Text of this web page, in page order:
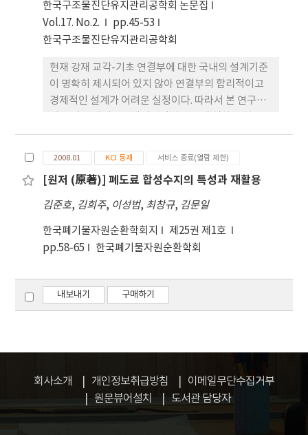
커대신 고장력 볼트를 사용하여 연결성능을 향상시켰
으며 앵커프레임의 생략을 유도한 구조상세를 제안하
였다. 이러한 연결상세의 합리적인 검토를 위하여 기
제작하였고 실험을 통하여 거동특성을 분석하였다.
고장력 볼트의 적용성을 확인하여 CFT 기둥-기초부
의 연결성능을 향상시키기 위한 다양한 구조상세를
강형식에 따른 구조상세 등 총 4가지의 설계변수를 기
준으로 하여 시험체를 제작하였으며 탄성영역에서의
변형률 분포특성과 하중-변위관계를 통한 이력거동
특성에 대한 검토를 수행하였다. 또한, 실험결과의 분
석을 통하여 기둥부와 연결부의 강도평가를 실시하여
선된 구조상세를 기준으로 유한요소해석을 실시하
고, 이에 대한 타당성 검증 및 설계변수를 설정하여 이
대한 영향을 검토하였다.
한국구조물진단유지관리공학회 논문집
Vol.17. No.2.
pp.45-53
한국구조물진단유지관리공학회
현재 강재 교각-기초 연결부에 대한 국내의 설계기준
이 명확히 제시되어 있지 않아 연결부의 합리적이고
경제적인 설계가 어려운 실정이다. 따라서 본 연구에
리브의 구조상세 개선을 목적으로 리브의 설계변수에
따른 거동특성을 수치해석적으로 검토하였다. 이를
위해 상용유한요소 해석프로그램을 사용하여 수치해
석을 수행하였으며, 앵커볼트와 내부철근은 BEAM
요소와 Embeded 기능을 사용하여 구현하였다. 이
의 실험결과와 해석결과를 비교하였고, 검증된 해석
기법을 이용하여 리브의 다양한 설계변수 (리브의 개
재 교각의 하중-변위 관계를 도출하여 각 설계변수가
전체 구조물에 미치는 영향을 비교 분석한 후 리브의
2008.01 KCI 등재 서비스 종료(열람 제한)
[원저 (原著)] 폐도료 합성수지의 특성과 재활용
김준호, 김희주, 이성범, 최창규, 김문일
한국폐기물자원순환학회지
제25권 제1호
pp.58-65
한국폐기물자원순환학회
내보내기 구매하기
회사소개 개인정보취급방침
이메일무단수집거부
원문뷰어설치
도서관 담당자